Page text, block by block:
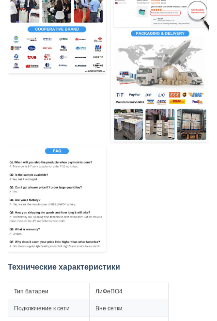
Технические характеристики
Тип батареи ЛиФеПО4
Подключение к сети Вне сетки